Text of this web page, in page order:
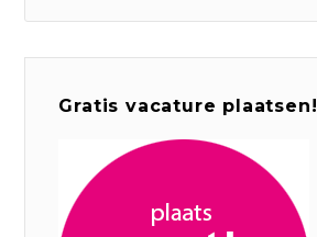
Gratis vacature plaatsen!